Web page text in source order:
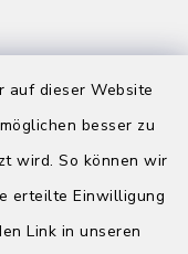
auf dieser Website
besser zu
wird. So können wir
erteilte Einwilligung
Link in unseren